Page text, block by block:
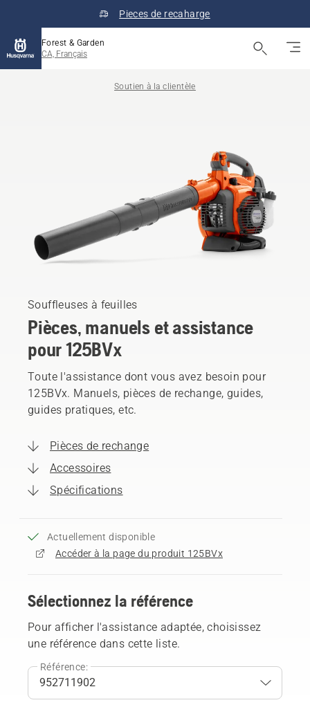
Pieces de recaharge
Forest & Garden
CA, Français
Soutien à la clientèle
Souffleuses à feuilles
Pièces, manuels et assistance
pour 125BVx
Toute l'assistance dont vous avez besoin pour
125BVx. Manuels, pièces de rechange, guides,
guides pratiques, etc.
Pièces de rechange
Accessoires
Spécifications
Actuellement disponible
Accéder à la page du produit 125BVx
Sélectionnez la référence
Pour afficher l'assistance adaptée, choisissez
une référence dans cette liste.
Référence: